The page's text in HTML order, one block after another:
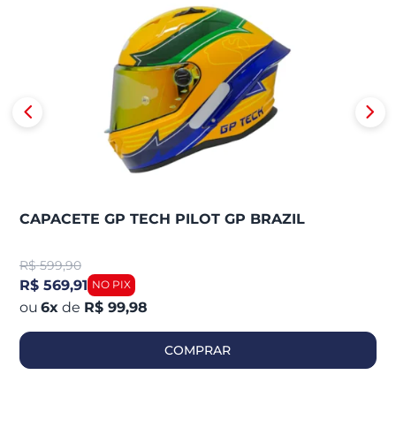
CAPACETE GP TECH PILOT GP BRAZIL
R$ 599,90
R$ 569,91
6x de R$ 99,98
COMPRAR